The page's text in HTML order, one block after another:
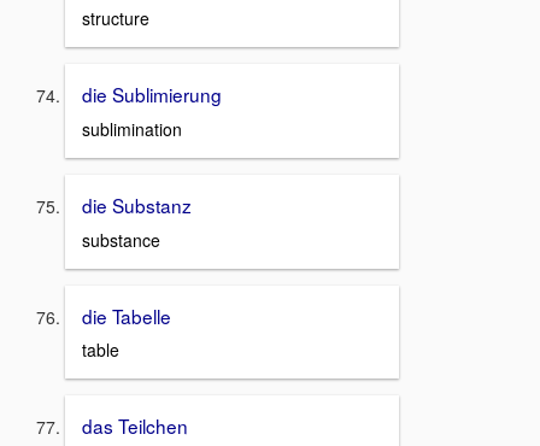
structure
die Sublimierung
sublimination
die Substanz
substance
die Tabelle
table
das Teilchen